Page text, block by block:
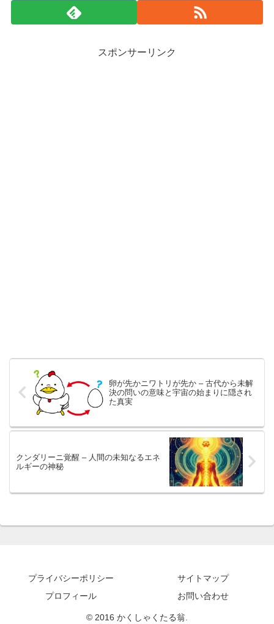
スポンサーリンク
卵が先かニワトリが先か – 古代から未解
決の問いの意味と宇宙の始まりに隠され
た真実
クンダリーニ覚醒 – 人間の未知なるエネ
ルギーの神秘
プライバシーポリシー
サイトマップ
プロフィール
お問い合わせ
© 2016 かくしゃくたる翁.